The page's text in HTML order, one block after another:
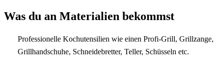
Was du an Materialien bekommst
Professionelle Kochutensilien wie einen Profi-Grill, Grillzange,
Grillhandschuhe, Schneidebretter, Teller, Schüsseln etc.